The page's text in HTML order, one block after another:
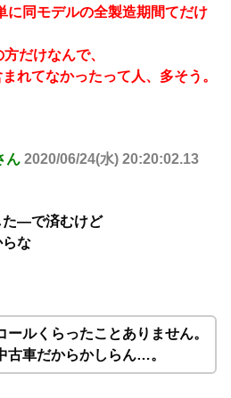
に同モデルの全製造期間てだけ
だけなんで、
れてなかったって人、多そう。
ん 2020/06/24(水) 20:20:02.13
た―で済むけど
な
ールくらったことありません。
古車だからかしらん…。